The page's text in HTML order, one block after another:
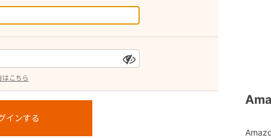
こちら